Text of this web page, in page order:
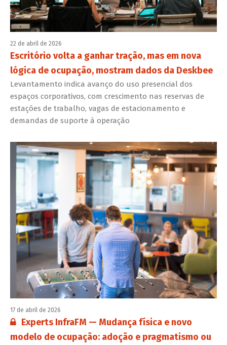
22 de abril de 2026
Escritório volta a ganhar tração, mas em nova
lógica de ocupação, mostram dados da Deskbee
Levantamento indica avanço do uso presencial dos
espaços corporativos, com crescimento nas reservas de
estações de trabalho, vagas de estacionamento e
demandas de suporte à operação
17 de abril de 2026
Conteúdo restrito:
Experts InfraFM — Mudança física e novo
modelo de ocupação: adoção e pragmatismo ou